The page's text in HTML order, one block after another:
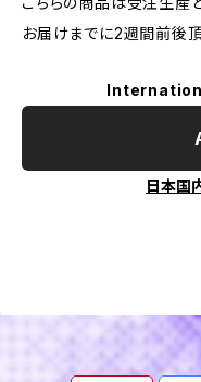
お届けまでに2週間前後
日本国